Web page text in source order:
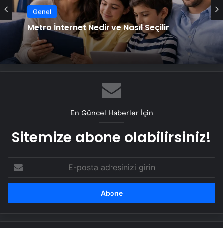
Genel
Metro İnternet Nedir ve Nasıl Seçilir
En Güncel Haberler İçin
Sitemize abone olabilirsiniz!
posta
adresinizi